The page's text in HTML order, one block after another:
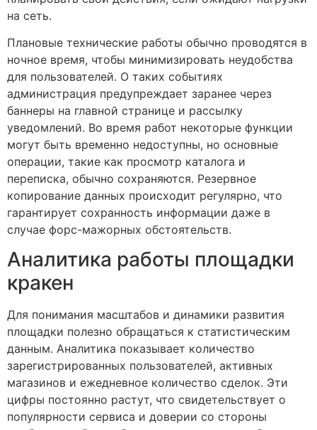
на сеть.
Плановые технические работы обычно проводятся в
ночное время, чтобы минимизировать неудобства
для пользователей. О таких событиях
администрация предупреждает заранее через
баннеры на главной странице и рассылку
уведомлений. Во время работ некоторые функции
могут быть временно недоступны, но основные
операции, такие как просмотр каталога и
переписка, обычно сохраняются. Резервное
копирование данных происходит регулярно, что
гарантирует сохранность информации даже в
случае форс-мажорных обстоятельств.
Аналитика работы площадки
кракен
Для понимания масштабов и динамики развития
площадки полезно обращаться к статистическим
данным. Аналитика показывает количество
зарегистрированных пользователей, активных
магазинов и ежедневное количество сделок. Эти
цифры постоянно растут, что свидетельствует о
популярности сервиса и доверии со стороны